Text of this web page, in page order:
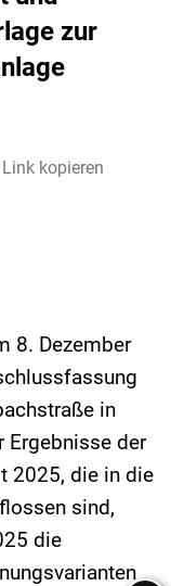
Ehrenamt
Öffentlicher
zur
Link kopieren
8. Dezember
in
Ergebnisse der
2025, die in die
sind,
die